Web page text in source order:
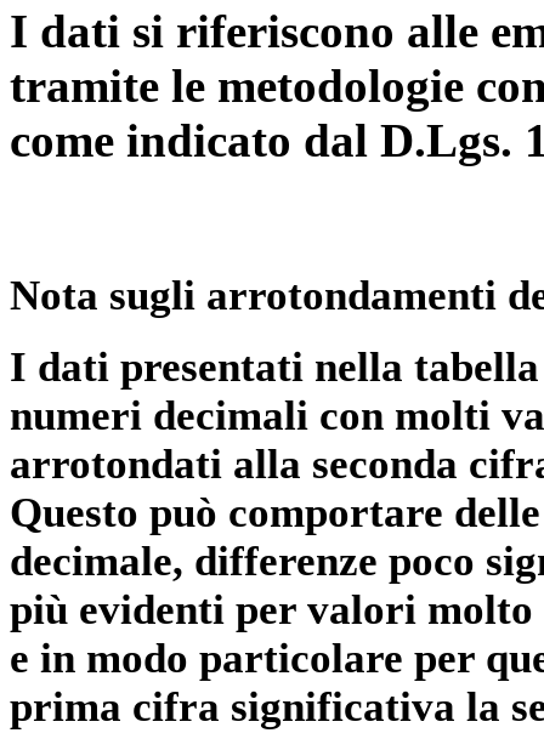
I dati si riferiscono alle
tramite le metodologie
come indicato dal D.Lgs.
Nota sugli arrotondamenti
I dati presentati nella
numeri decimali con molti
arrotondati alla seconda
Questo può comportare
decimale, differenze poco
più evidenti per valori
e in modo particolare per
prima cifra significativa la